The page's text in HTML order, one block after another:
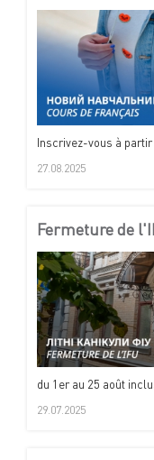
Inscrivez-vous à partir
27.08.2025
Fermeture de
du 1er au 25 août
29.07.2025